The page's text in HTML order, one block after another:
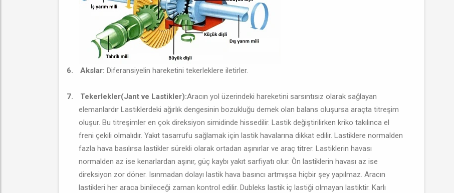
6. Akslar: Diferansiyelin hareketini tekerleklere iletirler.
7. Tekerlekler(Jant ve Lastikler):Aracın yol üzerindeki hareketini sarsıntısız olarak sağlayan
elemanlardır Lastiklerdeki ağırlık dengesinin bozukluğu demek olan balans oluşursa araçta titreşim
oluşur. Bu titreşimler en çok direksiyon simidinde hissedilir. Lastik değiştirilirken kriko takılınca el
freni çekili olmalıdır. Yakıt tasarrufu sağlamak için lastik havalarına dikkat edilir. Lastiklere normalden
fazla hava basılırsa lastikler sürekli olarak ortadan aşınırlar ve araç titrer. Lastiklerin havası
normalden az ise kenarlardan aşınır, güç kaybı yakıt sarfiyatı olur. Ön lastiklerin havası az ise
direksiyon zor döner. Isınmadan dolayı lastik hava basıncı artmışsa hiçbir şey yapılmaz. Aracın
lastikleri her araca binileceği zaman kontrol edilir. Dubleks lastik iç lastiği olmayan lastiktir. Karlı